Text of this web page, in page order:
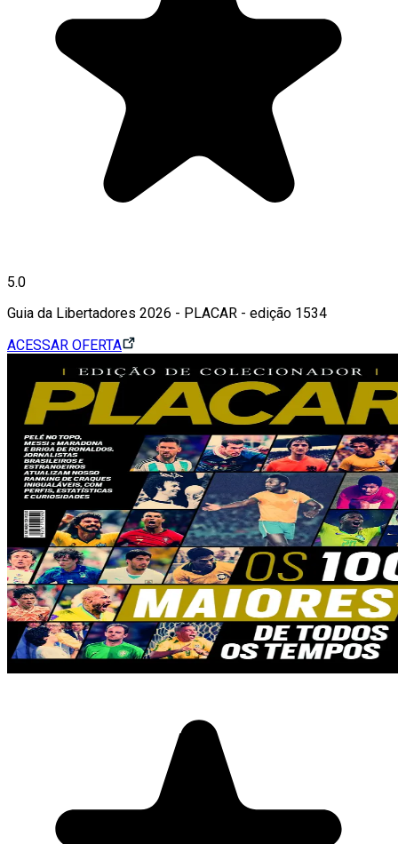
5.0
Guia da Libertadores 2026 - PLACAR - edição 1534
ACESSAR OFERTA